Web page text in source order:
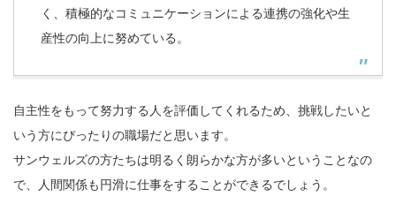
く、積極的なコミュニケーションによる連携の強化や生
産性の向上に努めている。
自主性をもって努力する人を評価してくれるため、挑戦したいと
いう方にぴったりの職場だと思います。
サンウェルズの方たちは明るく朗らかな方が多いということなの
で、人間関係も円滑に仕事をすることができるでしょう。